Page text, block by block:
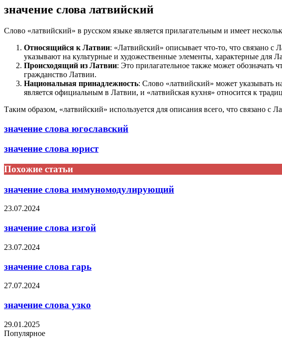
значение слова латвийский
Слово «латвийский» в русском языке является прилагательным и имеет
Относящийся к Латвии: «Латвийский» описывает что-то, что связано
указывают на культурные и художественные элементы, характерные для
Происходящий из Латвии: Это прилагательное также может
гражданство Латвии.
Национальная принадлежность: Слово «латвийский» может указывать
является официальным в Латвии, и «латвийская кухня» относится к
Таким образом, «латвийский» используется для описания всего, что связано с
значение слова югославский
значение слова юрист
Похожие статьи
значение слова иммуномодулирующий
23.07.2024
значение слова изгой
23.07.2024
значение слова гарь
27.07.2024
значение слова узко
29.01.2025
Популярное